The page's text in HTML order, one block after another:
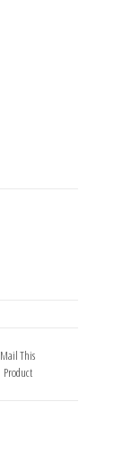
Mail This
Product